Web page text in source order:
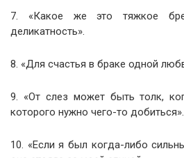
7. «Какое же это тяжкое
деликатность».
8. «Для счастья в браке одной
9. «От слез может быть толк,
которого нужно чего-то добиться».
10. «Если я был когда-либо